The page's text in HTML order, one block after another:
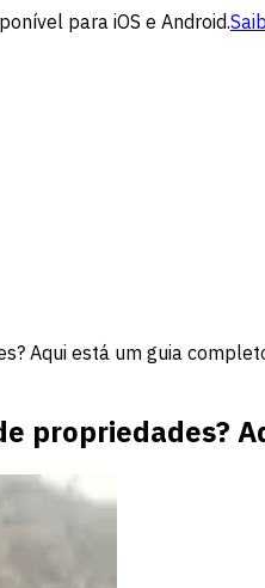
para iOS e Android.
Aqui está um guia
propriedades?